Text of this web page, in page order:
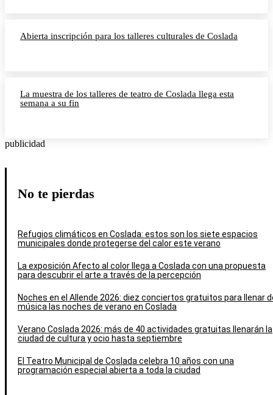
Abierta inscripción para los talleres culturales de Coslada
La muestra de los talleres de teatro de Coslada llega esta
semana a su fin
publicidad
No te pierdas
Refugios climáticos en Coslada: estos son los siete espacios
municipales donde protegerse del calor este verano
La exposición Afecto al color llega a Coslada con una propuesta
para descubrir el arte a través de la percepción
Noches en el Allende 2026: diez conciertos gratuitos para llenar
música las noches de verano en Coslada
Verano Coslada 2026: más de 40 actividades gratuitas llenarán la
ciudad de cultura y ocio hasta septiembre
El Teatro Municipal de Coslada celebra 10 años con una
programación especial abierta a toda la ciudad